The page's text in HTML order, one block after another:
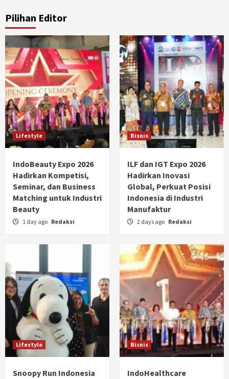
Pilihan Editor
Lifestyle
IndoBeauty Expo 2026
Hadirkan Kompetisi,
Seminar, dan Business
Matching untuk Industri
Beauty
1 day ago Redaksi
Bisnis
ILF dan IGT Expo 2026
Hadirkan Inovasi
Global, Perkuat Posisi
Indonesia di Industri
Manufaktur
2 days ago Redaksi
Lifestyle
Snoopy Run Indonesia
Bisnis
IndoHealthcare